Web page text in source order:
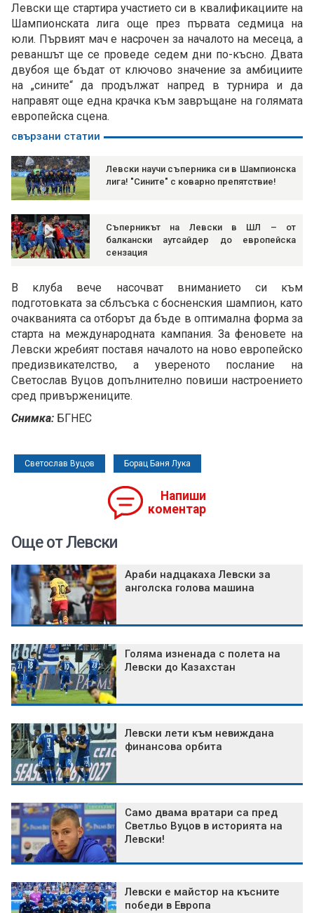
Левски ще стартира участието си в квалификациите на
Шампионската лига още през първата седмица на
юли. Първият мач е насрочен за началото на месеца, а
реваншът ще се проведе седем дни по-късно. Двата
двубоя ще бъдат от ключово значение за амбициите
на „сините“ да продължат напред в турнира и да
направят още една крачка към завръщане на голямата
европейска сцена.
свързани статии
Левски научи съперника си в Шампионска
лига! "Сините" с коварно препятствие!
Съперникът на Левски в ШЛ – от
балкански аутсайдер до европейска
сензация
В клуба вече насочват вниманието си към
подготовката за сблъсъка с босненския шампион, като
очакванията са отборът да бъде в оптимална форма за
старта на международната кампания. За феновете на
Левски жребият поставя началото на ново европейско
предизвикателство, а увереното послание на
Светослав Вуцов допълнително повиши настроението
сред привържениците.
Снимка: БГНЕС
Светослав Вуцов Борац Баня Лука
Напиши
коментар
Още от Левски
Араби надцакаха Левски за
анголска голова машина
Голяма изненада с полета на
Левски до Казахстан
Левски лети към невиждана
финансова орбита
Само двама вратари са пред
Светльо Вуцов в историята на
Левски!
Левски е майстор на късните
победи в Европа